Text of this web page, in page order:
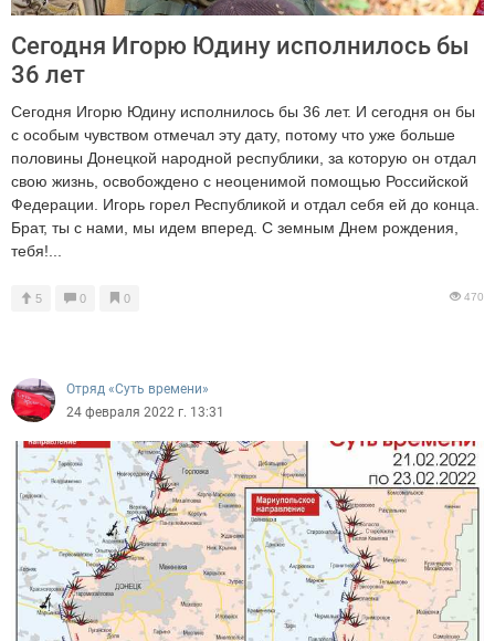
Сегодня Игорю Юдину исполнилось бы
36 лет
Сегодня Игорю Юдину исполнилось бы 36 лет. И сегодня он бы
с особым чувством отмечал эту дату, потому что уже больше
половины Донецкой народной республики, за которую он отдал
свою жизнь, освобождено с неоценимой помощью Российской
Федерации. Игорь горел Республикой и отдал себя ей до конца.
Брат, ты с нами, мы идем вперед. С земным Днем рождения,
тебя!...
5 0 0 470
Отряд «Суть времени»
24 февраля 2022 г. 13:31